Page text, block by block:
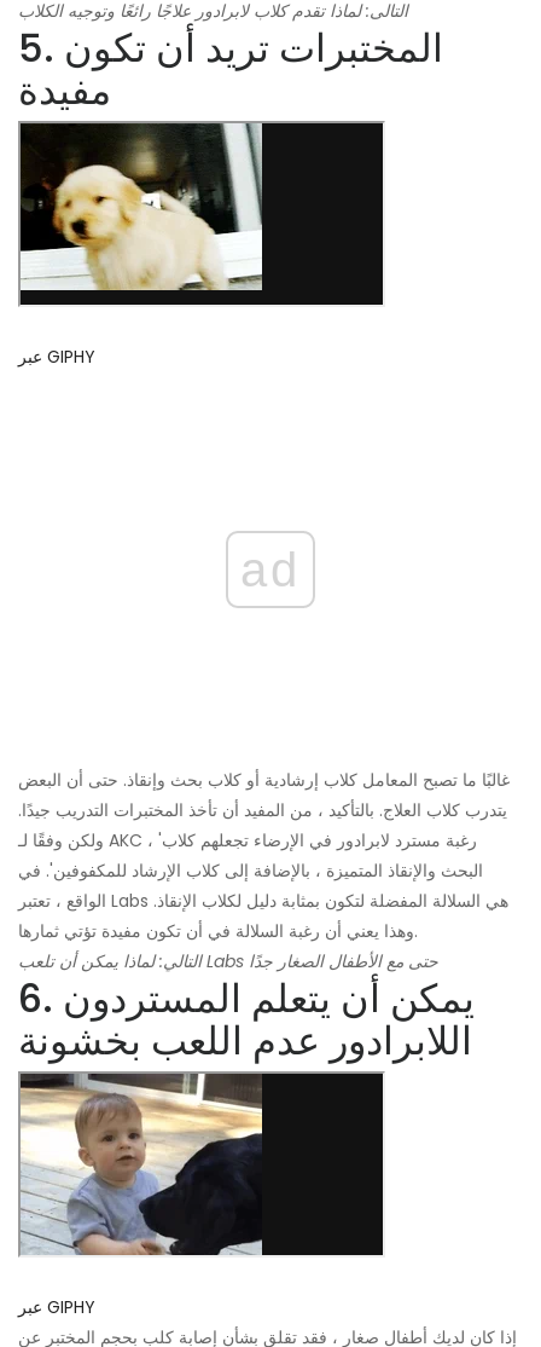
التالى: لماذا تقدم كلاب لابرادور علاجًا رائعًا وتوجيه الكلاب
5. المختبرات تريد أن تكون
مفيدة
عبر GIPHY
ad
غالبًا ما تصبح المعامل كلاب إرشادية أو كلاب بحث وإنقاذ. حتى أن البعض
يتدرب كلاب العلاج. بالتأكيد ، من المفيد أن تأخذ المختبرات التدريب جيدًا.
ولكن وفقًا لـ AKC ، 'رغبة مسترد لابرادور في الإرضاء تجعلهم كلاب
البحث والإنقاذ المتميزة ، بالإضافة إلى كلاب الإرشاد للمكفوفين'. في
الواقع ، تعتبر Labs هي السلالة المفضلة لتكون بمثابة دليل لكلاب الإنقاذ.
وهذا يعني أن رغبة السلالة في أن تكون مفيدة تؤتي ثمارها.
التالي: لماذا يمكن أن تلعب Labs حتى مع الأطفال الصغار جدًا
6. يمكن أن يتعلم المستردون
اللابرادور عدم اللعب بخشونة
عبر GIPHY
إذا كان لديك أطفال صغار ، فقد تقلق بشأن إصابة كلب بحجم المختبر عن